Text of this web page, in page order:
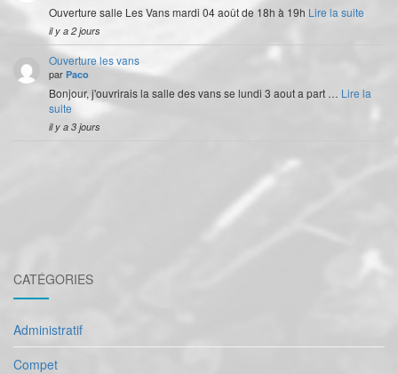
Ouverture salle Les Vans mardi 04 août de 18h à 19h Lire la suite
il y a 2 jours
Ouverture les vans
par Paco
Bonjour, j'ouvrirais la salle des vans se lundi 3 aout a part … Lire la
suite
il y a 3 jours
CATÉGORIES
Administratif
Compet